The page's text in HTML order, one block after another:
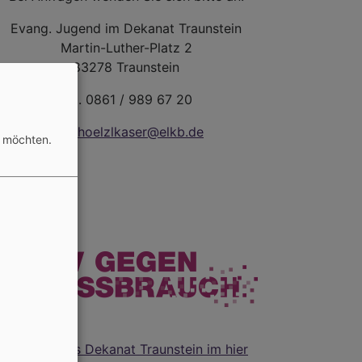
Evang. Jugend im Dekanat Traunstein
Martin-Luther-Platz 2
83278 Traunstein
Tel. 0861 / 989 67 20
wiedhoelzlkaser@elkb.de
Infos für das Dekanat Traunstein im hier